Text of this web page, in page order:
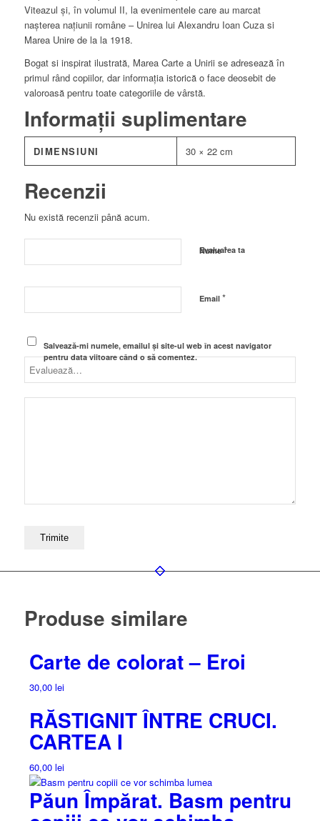
Viteazul și, în volumul II, la evenimentele care au marcat
nașterea națiunii române – Unirea lui Alexandru Ioan Cuza si
Marea Unire de la la 1918.
Bogat si inspirat ilustrată, Marea Carte a Unirii se adresează în
primul rând copiilor, dar informația istorică o face deosebit de
valoroasă pentru toate categoriile de vârstă.
Informații suplimentare
DIMENSIUNI 30 × 22 cm
Recenzii
Nu există recenzii până acum.
Nume*
Email *
Salvează-mi numele, emailul și site-ul web în acest navigator
pentru data viitoare când o să comentez.
Evaluarea ta
Produse similare
Carte de colorat – Eroi
30,00 lei
RĂSTIGNIT ÎNTRE CRUCI.
CARTEA I
60,00 lei
Păun Împărat. Basm pentru